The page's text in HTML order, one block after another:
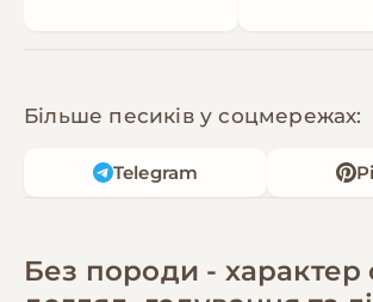
Більше песиків у соцмережах:
Telegram
Без породи - характер